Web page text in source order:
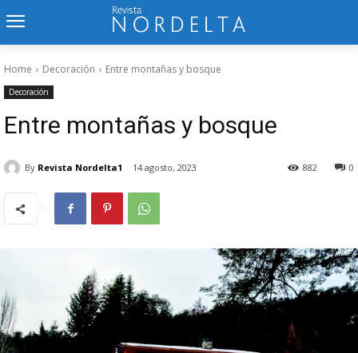
Home Decoración Entre montañas y bosque
Decoración
Entre montañas y bosque
By Revista Nordelta1 14 agosto, 2023 0
882